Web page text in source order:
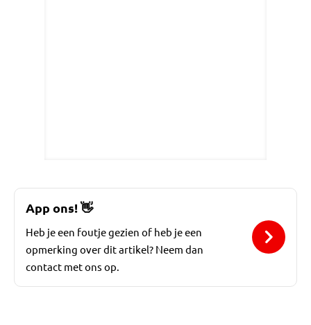
App ons! 👋
Heb je een foutje gezien of heb je een
opmerking over dit artikel? Neem dan
contact met ons op.